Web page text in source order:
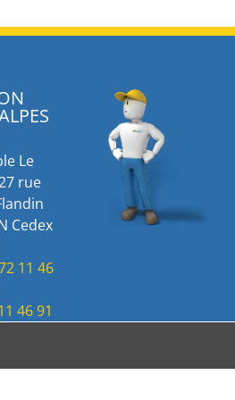
Le
rue
Cedex
11 46
46 91